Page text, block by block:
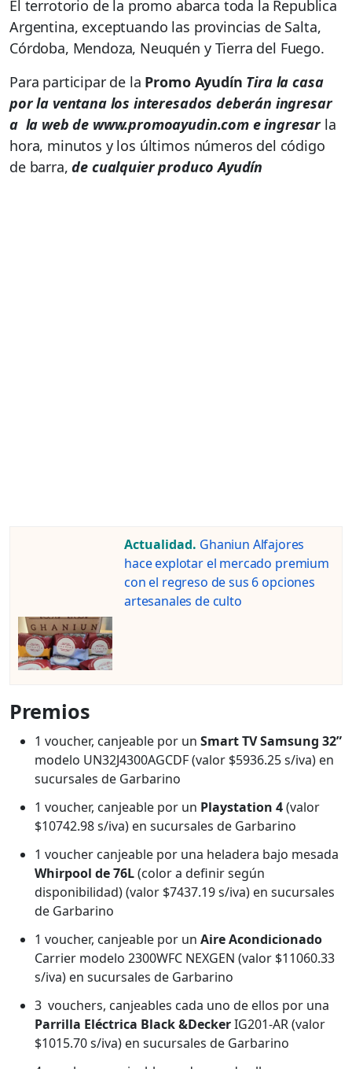
El terrotorio de la promo abarca toda la Republica
Argentina, exceptuando las provincias de Salta,
Córdoba, Mendoza, Neuquén y Tierra del Fuego.
Para participar de la Promo Ayudín Tira la casa
por la ventana los interesados deberán ingresar
a la web de www.promoayudin.com e ingresar la
hora, minutos y los últimos números del código
de barra,de cualquier produco Ayudín
Actualidad. Ghaniun Alfajores
hace explotar el mercado premium
con el regreso de sus 6 opciones
artesanales de culto
Premios
1 voucher, canjeable por un Smart TV Samsung 32”
modelo UN32J4300AGCDF (valor $5936.25 s/iva) en
sucursales de Garbarino
1 voucher, canjeable por un Playstation 4(valor
$10742.98 s/iva) en sucursales de Garbarino
1 voucher canjeable por una heladera bajo mesada
Whirpool de 76L(color a definir según
disponibilidad) (valor $7437.19 s/iva) en sucursales
de Garbarino
1 voucher, canjeable por un Aire Acondicionado
Carrier modelo 2300WFC NEXGEN (valor $11060.33
s/iva) en sucursales de Garbarino
3 vouchers, canjeables cada uno de ellos por una
Parrilla Eléctrica Black &DeckerIG201-AR (valor
$1015.70 s/iva) en sucursales de Garbarino